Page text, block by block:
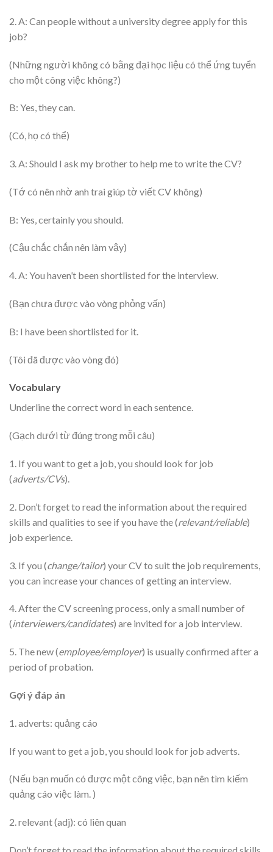
2. A: Can people without a university degree apply for this
job?
(Những người không có bằng đại học liệu có thể ứng tuyển
cho một công việc không?)
B: Yes, they can.
(Có, họ có thể)
3. A: Should I ask my brother to help me to write the CV?
(Tớ có nên nhờ anh trai giúp tờ viết CV không)
B: Yes, certainly you should.
(Cậu chắc chắn nên làm vậy)
4. A: You haven’t been shortlisted for the interview.
(Bạn chưa được vào vòng phỏng vấn)
B: I have been shortlisted for it.
(Tôi đã được vào vòng đó)
Vocabulary
Underline the correct word in each sentence.
(Gạch dưới từ đúng trong mỗi câu)
1. If you want to get a job, you should look for job
(adverts/CVs).
2. Don’t forget to read the information about the required
skills and qualities to see if you have the (relevant/reliable)
job experience.
3. If you (change/tailor) your CV to suit the job requirements,
you can increase your chances of getting an interview.
4. After the CV screening process, only a small number of
(interviewers/candidates) are invited for a job interview.
5. The new (employee/employer) is usually confirmed after a
period of probation.
Gợi ý đáp án
1. adverts: quảng cáo
If you want to get a job, you should look for job adverts.
(Nếu bạn muốn có được một công việc, bạn nên tìm kiếm
quảng cáo việc làm. )
2. relevant (adj): có liên quan